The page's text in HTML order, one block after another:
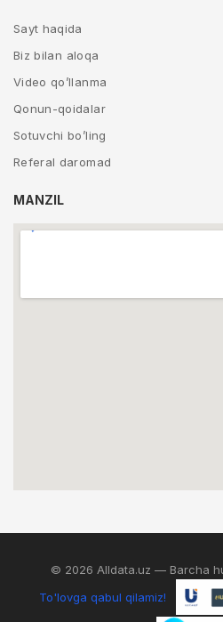
Sayt haqida
Biz bilan aloqa
Video qo’llanma
Qonun-qoidalar
Sotuvchi bo’ling
Referal daromad
MANZIL
© 2026 Alldata.uz — Barcha
To'lovga qabul qilamiz!